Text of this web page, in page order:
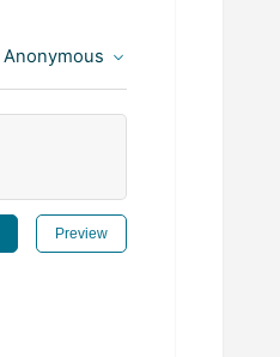
Anonymous
Preview